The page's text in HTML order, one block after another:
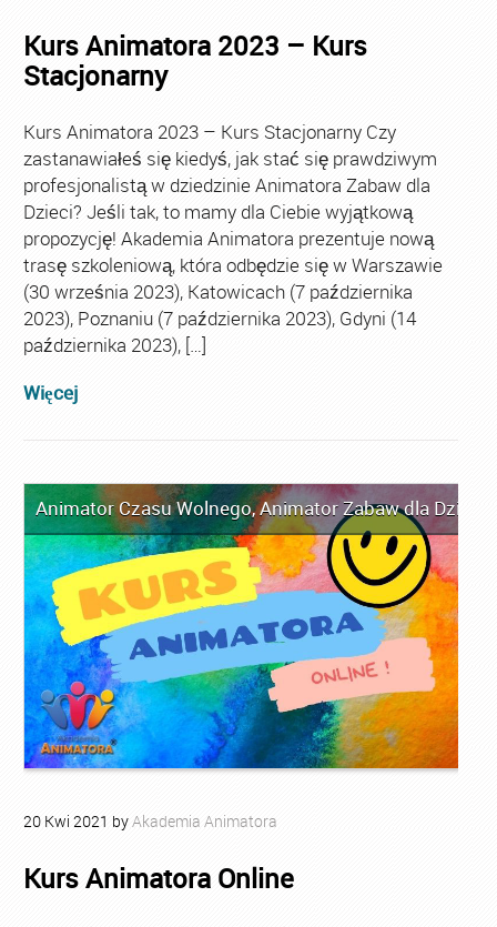
Kurs Animatora 2023 – Kurs
Stacjonarny
Kurs Animatora 2023 – Kurs Stacjonarny Czy
zastanawiałeś się kiedyś, jak stać się prawdziwym
profesjonalistą w dziedzinie Animatora Zabaw dla
Dzieci? Jeśli tak, to mamy dla Ciebie wyjątkową
propozycję! Akademia Animatora prezentuje nową
trasę szkoleniową, która odbędzie się w Warszawie
(30 września 2023), Katowicach (7 października
2023), Poznaniu (7 października 2023), Gdyni (14
października 2023), […]
Więcej
Animator Czasu Wolnego,Animator Zabaw dla Dzieci
20 Kwi 2021 byAkademia Animatora
Kurs Animatora Online